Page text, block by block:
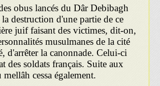
obus lancés du Dâr Debibagh
destruction d'une partie de ce
juif faisant des victimes, dit-on,
musulmanes de la cité
d'arrêter la canonnade. Celui-ci
des soldats français. Suite aux
cessa également.